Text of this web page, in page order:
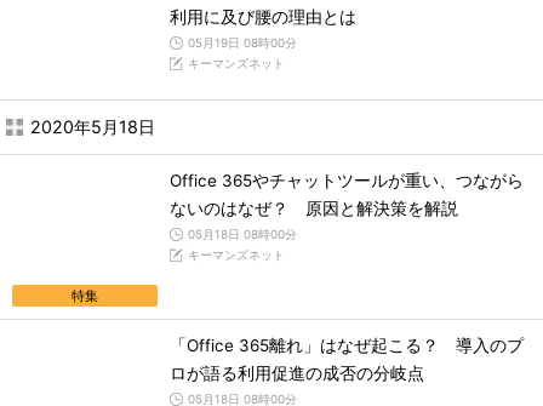
利用に及び腰の理由とは
05月19日 08時00分
キーマンズネット
2020年5月18日
特集
Office 365やチャットツールが重い、つながら
ないのはなぜ？ 原因と解決策を解説
05月18日 08時00分
キーマンズネット
「Office 365離れ」はなぜ起こる？ 導入のプ
ロが語る利用促進の成否の分岐点
05月18日 08時00分